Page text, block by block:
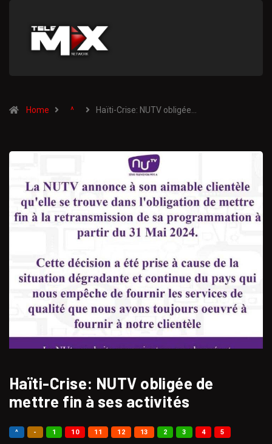
Home ^ Haïti-Crise: NUTV obligée…
Haïti-Crise: NUTV obligée de
mettre fin à ses activités
^ - 1 10 11 12 13 2 3 4 5